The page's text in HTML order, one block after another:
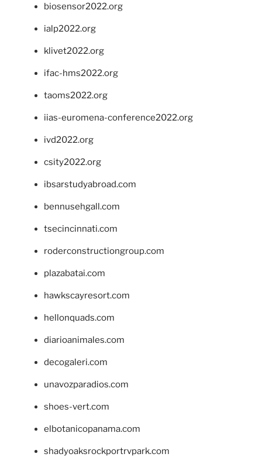
biosensor2022.org
ialp2022.org
klivet2022.org
ifac-hms2022.org
taoms2022.org
iias-euromena-conference2022.org
ivd2022.org
csity2022.org
ibsarstudyabroad.com
bennusehgall.com
tsecincinnati.com
roderconstructiongroup.com
plazabatai.com
hawkscayresort.com
hellonquads.com
diarioanimales.com
decogaleri.com
unavozparadios.com
shoes-vert.com
elbotanicopanama.com
shadyoaksrockportrvpark.com